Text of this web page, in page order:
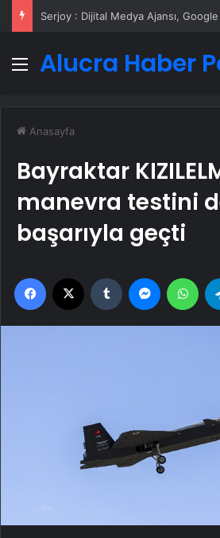
MenüAlucra Haber
Anasayfa
Bayraktar
manevra testini
başarıyla geçti
Facebook Tumblr Messenger